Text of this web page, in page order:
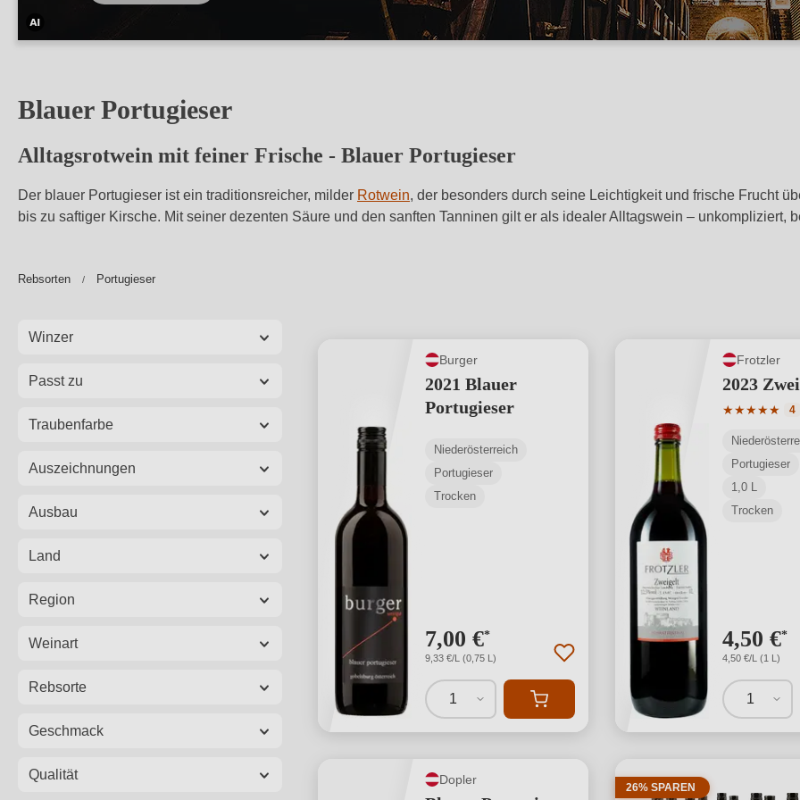
Dieses
mithilfe
KI
Blauer Portugieser
Alltagsrotwein mit feiner Frische - Blauer Portugieser
Der blauer Portugieser ist ein traditionsreicher, milder Rotwein, der besonders durch seine Leichtigkeit und frische Frucht
bis zu saftiger Kirsche. Mit seiner dezenten Säure und den sanften Tanninen gilt er als idealer Alltagswein – unkompliziert,
Rebsorten Portugieser
Winzer
Passt zu
Traubenfarbe
Auszeichnungen
Ausbau
Land
Region
Weinart
Rebsorte
Geschmack
Qualität
Burger
2021 Blauer
Portugieser
Niederösterreich
Portugieser
Trocken
7,00 €*
9,33 €/L (0,75 L)
1
Frotzler
2023
★★★★★ 4
Portugieser
1,0 L
Trocken
4,50 €*
4,50 €/L (1 L)
1
Dopler
26% SPAREN